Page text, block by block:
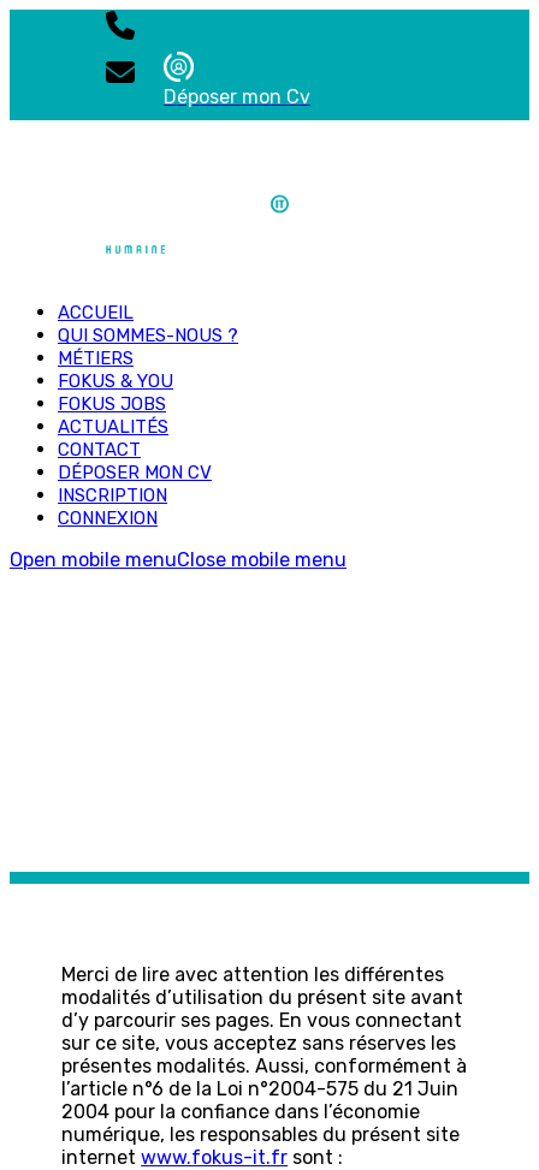
Déposer mon Cv
ACCUEIL
QUI SOMMES-NOUS ?
MÉTIERS
FOKUS & YOU
FOKUS JOBS
ACTUALITÉS
CONTACT
DÉPOSER MON CV
INSCRIPTION
CONNEXION
Open mobile menuClose mobile menu
Merci de lire avec attention les différentes
modalités d’utilisation du présent site avant
d’y parcourir ses pages. En vous connectant
sur ce site, vous acceptez sans réserves les
présentes modalités. Aussi, conformément à
l’article n°6 de la Loi n°2004-575 du 21 Juin
2004 pour la confiance dans l’économie
numérique, les responsables du présent site
internetwww.fokus-it.fr sont :